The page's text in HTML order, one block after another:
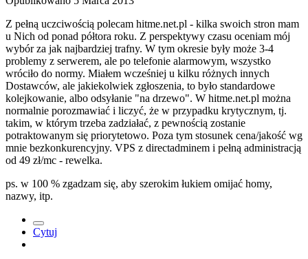
Z pełną uczciwością polecam hitme.net.pl - kilka swoich stron mam
u Nich od ponad półtora roku. Z perspektywy czasu oceniam mój
wybór za jak najbardziej trafny. W tym okresie były może 3-4
problemy z serwerem, ale po telefonie alarmowym, wszystko
wróciło do normy. Miałem wcześniej u kilku różnych innych
Dostawców, ale jakiekolwiek zgłoszenia, to było standardowe
kolejkowanie, albo odsyłanie "na drzewo". W hitme.net.pl można
normalnie porozmawiać i liczyć, że w przypadku krytycznym, tj.
takim, w którym trzeba zadziałać, z pewnością zostanie
potraktowanym się priorytetowo. Poza tym stosunek cena/jakość wg
mnie bezkonkurencyjny. VPS z directadminem i pełną administracją
od 49 zł/mc - rewelka.
ps. w 100 % zgadzam się, aby szerokim łukiem omijać homy,
nazwy, itp.
Cytuj